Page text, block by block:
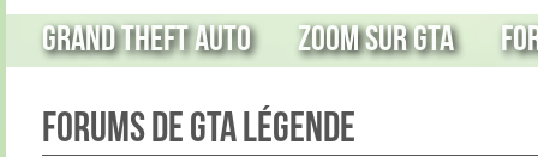
Grand Theft Auto Zoom sur GTA
Forums de GTA Légende